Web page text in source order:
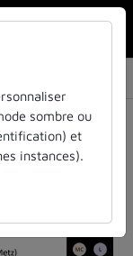
ac…
sombre ou
et
instances).